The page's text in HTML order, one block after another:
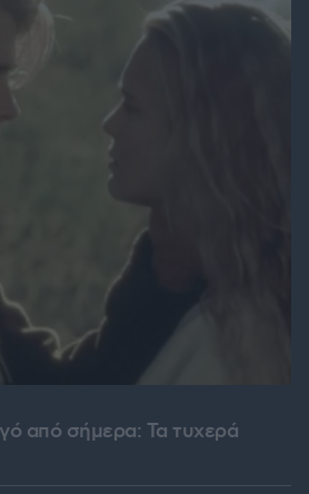
από σήμερα: Τα τυχερά